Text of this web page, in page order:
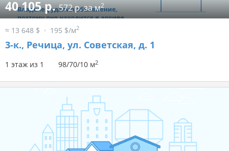
40 105 р.572 р. за м2
≈ 13 648 $ 195 $/м2
3-к., Речица, ул. Советская, д. 1
1 этаж из 1 98/70/10 м2